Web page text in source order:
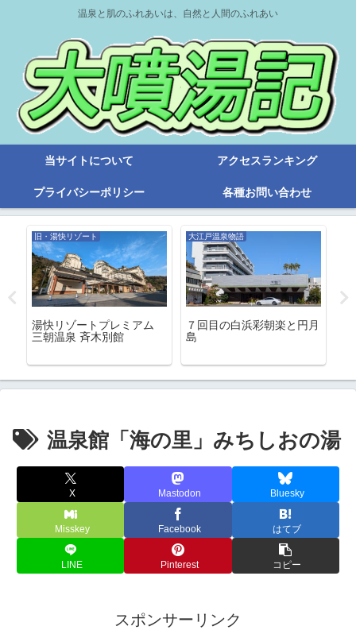
温泉と肌のふれあいは、自然と人間のふれあい
当サイトについて アクセスランキング
プライバシーポリシー 各種お問い合わせ
旧・湯快リゾート
湯快リゾートプレミアム
三朝温泉 斉木別館
大江戸温泉物語
７回目の白浜彩朝楽と円月
島
温泉館「海の里」みちしおの湯
X Mastodon Bluesky
Misskey Facebook はてブ
LINE Pinterest コピー
スポンサーリンク